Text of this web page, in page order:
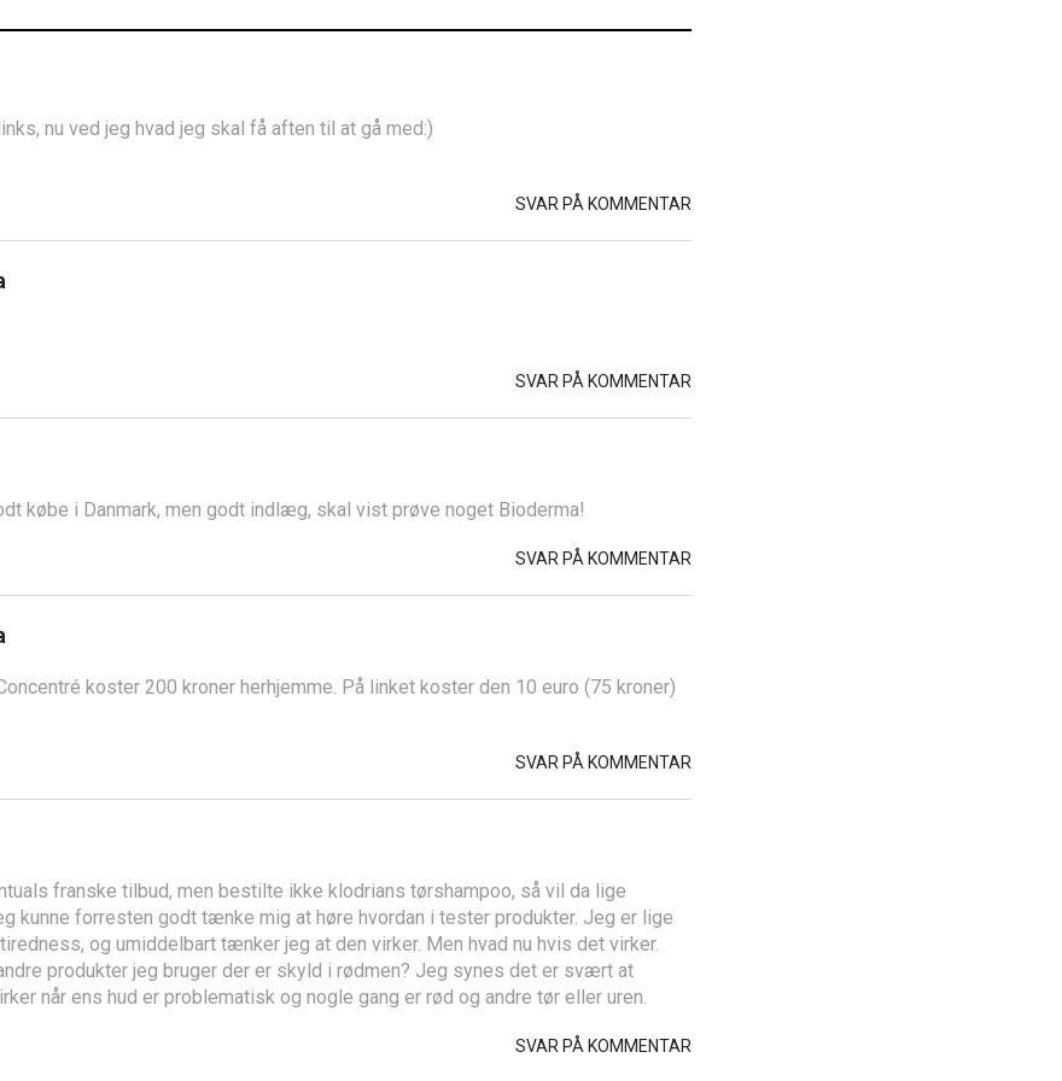
nu ved jeg hvad jeg skal få aften til at gå med:)
SVAR PÅ KOMMENTAR
SVAR PÅ KOMMENTAR
købe i Danmark, men godt indlæg, skal vist prøve noget Bioderma!
SVAR PÅ KOMMENTAR
koster 200 kroner herhjemme. På linket koster den 10 euro (75 kroner)
SVAR PÅ KOMMENTAR
franske tilbud, men bestilte ikke klodrians tørshampoo, så vil da lige
kunne forresten godt tænke mig at høre hvordan i tester produkter. Jeg er lige
og umiddelbart tænker jeg at den virker. Men hvad nu hvis det virker.
produkter jeg bruger der er skyld i rødmen? Jeg synes det er svært at
når ens hud er problematisk og nogle gang er rød og andre tør eller uren.
SVAR PÅ KOMMENTAR